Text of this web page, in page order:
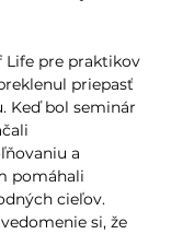
Life pre praktikov
priepasť
Keď bol seminár
a
pomáhali
cieľov.
si, že